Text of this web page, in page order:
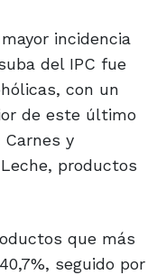
incidencia
del IPC fue
con un
de este último
y
productos
que más
seguido por